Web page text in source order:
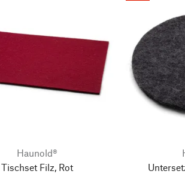
Haunold®
Tischset Filz, Rot